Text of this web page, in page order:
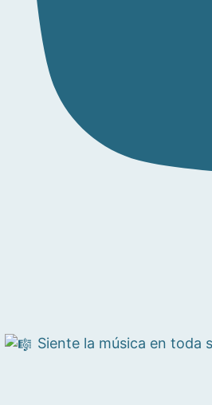
Siente la música en toda